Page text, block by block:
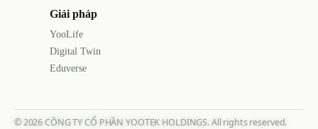
Giải pháp
YooLife
Digital Twin
Eduverse
©2026CÔNG TY CỔ PHẦN YOOTEK HOLDINGS. All rights reserved.